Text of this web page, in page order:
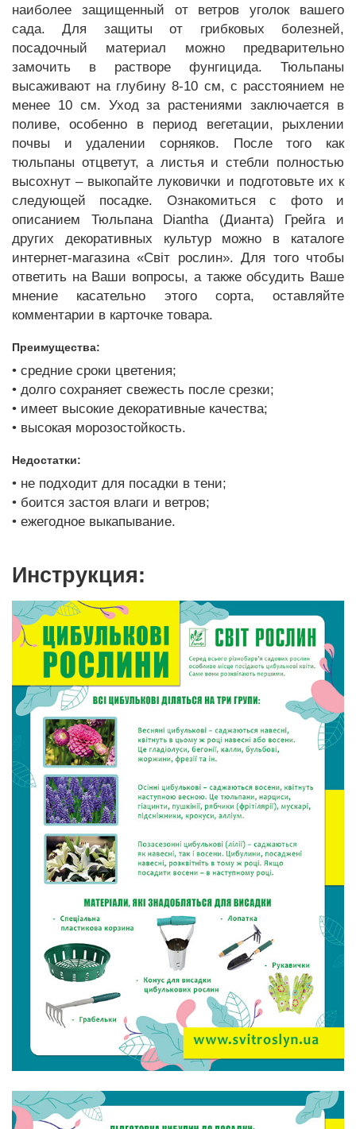
наиболее защищенный от ветров уголок вашего
сада. Для защиты от грибковых болезней,
посадочный материал можно предварительно
замочить в растворе фунгицида. Тюльпаны
высаживают на глубину 8-10 см, с расстоянием не
менее 10 см. Уход за растениями заключается в
поливе, особенно в период вегетации, рыхлении
почвы и удалении сорняков. После того как
тюльпаны отцветут, а листья и стебли полностью
высохнут – выкопайте луковички и подготовьте их к
следующей посадке. Ознакомиться с фото и
описанием Тюльпана Diantha (Дианта) Грейга и
других декоративных культур можно в каталоге
интернет-магазина «Світ рослин». Для того чтобы
ответить на Ваши вопросы, а также обсудить Ваше
мнение касательно этого сорта, оставляйте
комментарии в карточке товара.
Преимущества:
• средние сроки цветения;
• долго сохраняет свежесть после срезки;
• имеет высокие декоративные качества;
• высокая морозостойкость.
Недостатки:
• не подходит для посадки в тени;
• боится застоя влаги и ветров;
• ежегодное выкапывание.
Инструкция: